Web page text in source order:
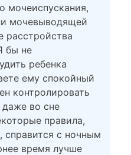
мочеиспускания,
мочевыводящей
расстройства
бы не
ребенка
ему спокойный
контролировать
даже во сне
правила,
справится с ночным
время лучше